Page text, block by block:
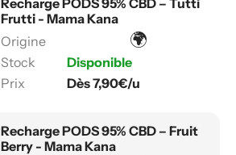
Frutti - Mama Kana
🌍
Disponible
Dès 7,90€/u
Recharge PODS 95% CBD – Fruit
Berry - Mama Kana